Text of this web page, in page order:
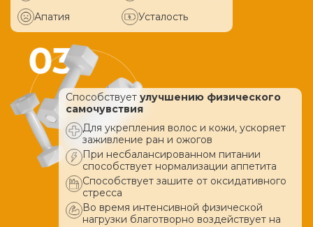
Апатия
Усталость
Способствует улучшению физического
самочувствия
Для укрепления волос и кожи, ускоряет
заживление ран и ожогов
При несбалансированном питании
способствует нормализации аппетита
Способствует зашите от оксидативного
стресса
Во время интенсивной физической
нагрузки благотворно воздействует на